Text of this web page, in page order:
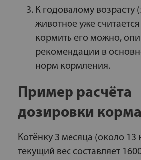
К годовалому возрасту
животное уже
кормить его можно,
рекомендации в
норм кормления.
Пример расчёта
дозировки корма
Котёнку 3 месяца (около 13
текущий вес составляет